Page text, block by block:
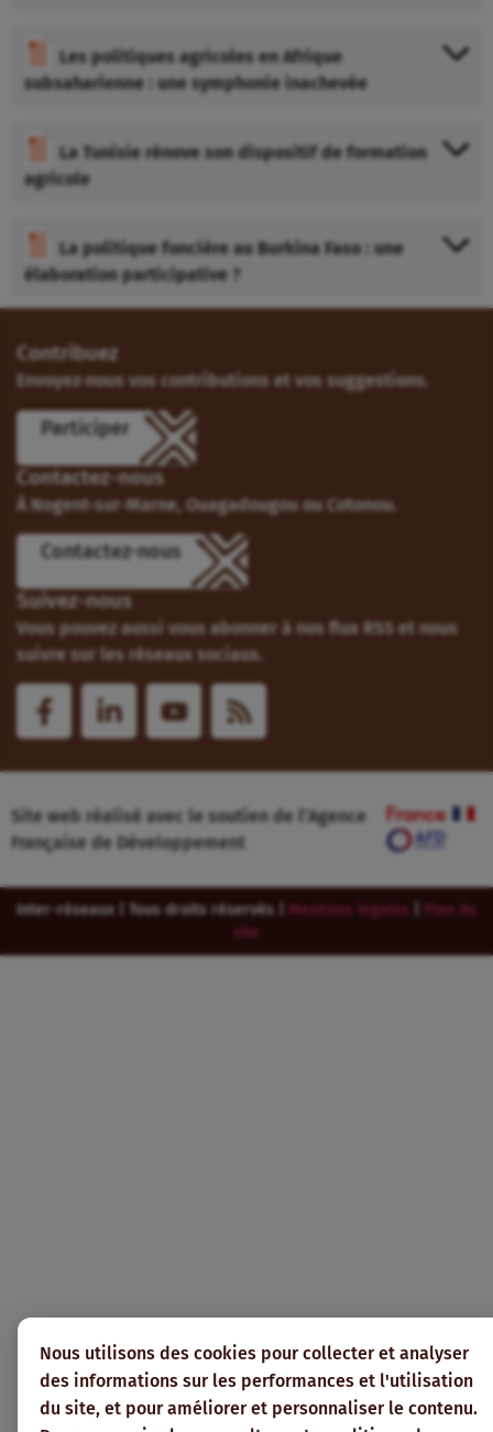
Nous utilisons des cookies pour collecter et analyser
des informations sur les performances et l'utilisation
du site, et pour améliorer et personnaliser le contenu.
Les politiques agricoles en Afrique
subsaharienne : une symphonie inachevée
La Tunisie rénove son dispositif de formation
agricole
La politique foncière au Burkina Faso : une
élaboration participative ?
Contribuez
Envoyez-nous vos contributions et vos suggestions.
Participer
Contactez-nous
À Nogent-sur-Marne, Ouagadougou ou Cotonou.
Contactez-nous
Suivez-nous
Vous pouvez aussi vous abonner à nos flux RSS et nous
suivre sur les réseaux sociaux.
Site web réalisé avec le soutien de l’Agence
Française de Développement
Inter-réseaux | Tous droits réservés | Mentions légales
Plan du
site